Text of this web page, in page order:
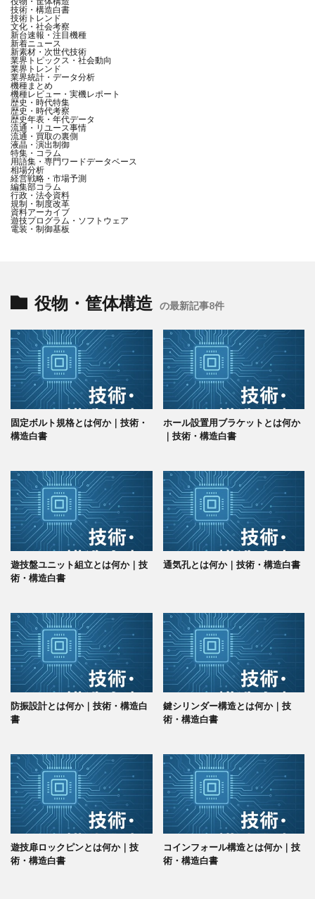
技術・構造白書
技術トレンド
文化・社会考察
新台速報・注目機種
新着ニュース
新素材・次世代技術
業界トピックス・社会動向
業界トレンド
業界統計・データ分析
機種まとめ
機種レビュー・実機レポート
歴史・時代特集
歴史・時代考察
歴史年表・年代データ
流通・リユース事情
流通・買取の裏側
液晶・演出制御
特集・コラム
用語集・専門ワードデータベース
相場分析
経営戦略・市場予測
編集部コラム
行政・法令資料
規制・制度改革
資料アーカイブ
遊技プログラム・ソフトウェア
電装・制御基板
役物・筐体構造 の最新記事8件
固定ボルト規格とは何か｜技術・
構造白書
ホール設置用ブラケットとは何か
｜技術・構造白書
遊技盤ユニット組立とは何か｜技
術・構造白書
通気孔とは何か｜技術・構造白書
防振設計とは何か｜技術・構造白
書
鍵シリンダー構造とは何か｜技
術・構造白書
遊技扉ロックピンとは何か｜技
術・構造白書
コインフォール構造とは何か｜技
術・構造白書